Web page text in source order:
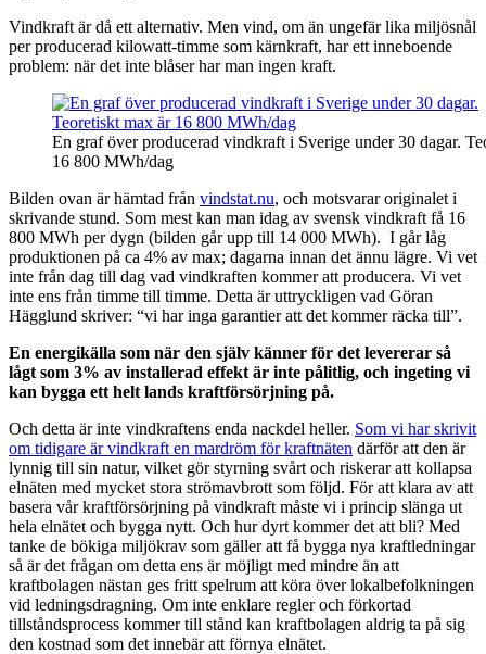
Vindkraft är då ett alternativ. Men vind, om än ungefär lika miljösnål
per producerad kilowatt-timme som kärnkraft, har ett inneboende
problem: när det inte blåser har man ingen kraft.
En graf över producerad vindkraft i Sverige under 30 dagar.
16 800 MWh/dag
Bilden ovan är hämtad från vindstat.nu, och motsvarar originalet i
skrivande stund. Som mest kan man idag av svensk vindkraft få 16
800 MWh per dygn (bilden går upp till 14 000 MWh). I går låg
produktionen på ca 4% av max; dagarna innan det ännu lägre. Vi vet
inte från dag till dag vad vindkraften kommer att producera. Vi vet
inte ens från timme till timme. Detta är uttryckligen vad Göran
Hägglund skriver: “vi har inga garantier att det kommer räcka till”.
En energikälla som när den själv känner för det levererar så
lågt som 3% av installerad effekt är inte pålitlig, och ingeting vi
kan bygga ett helt lands kraftförsörjning på.
Och detta är inte vindkraftens enda nackdel heller. Som vi har skrivit
om tidigare är vindkraft en mardröm för kraftnäten därför att den är
lynnig till sin natur, vilket gör styrning svårt och riskerar att kollapsa
elnäten med mycket stora strömavbrott som följd. För att klara av att
basera vår kraftförsörjning på vindkraft måste vi i princip slänga ut
hela elnätet och bygga nytt. Och hur dyrt kommer det att bli? Med
tanke de bökiga miljökrav som gäller att få bygga nya kraftledningar
så är det frågan om detta ens är möjligt med mindre än att
kraftbolagen nästan ges fritt spelrum att köra över lokalbefolkningen
vid ledningsdragning. Om inte enklare regler och förkortad
tillståndsprocess kommer till stånd kan kraftbolagen aldrig ta på sig
den kostnad som det innebär att förnya elnätet.